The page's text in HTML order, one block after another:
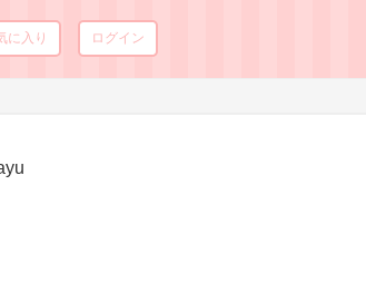
に入り ログイン